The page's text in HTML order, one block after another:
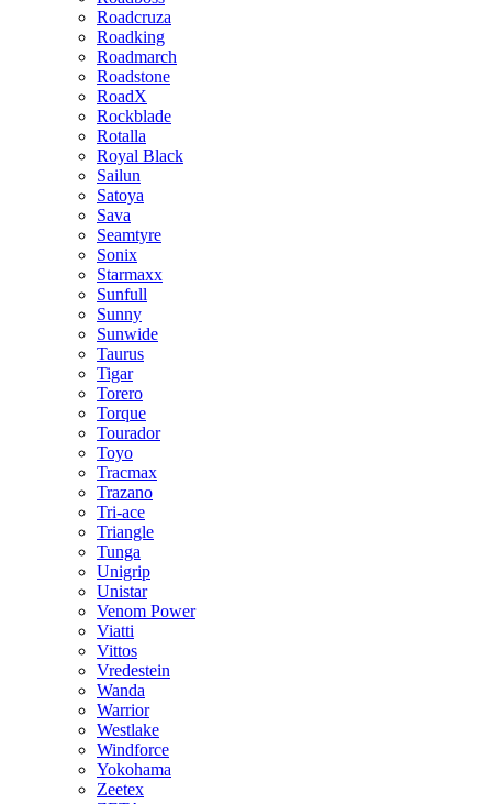
Roadcruza
Roadking
Roadmarch
Roadstone
RoadX
Rockblade
Rotalla
Royal Black
Sailun
Satoya
Sava
Seamtyre
Sonix
Starmaxx
Sunfull
Sunny
Sunwide
Taurus
Tigar
Torero
Torque
Tourador
Toyo
Tracmax
Trazano
Tri-ace
Triangle
Tunga
Unigrip
Unistar
Venom Power
Viatti
Vittos
Vredestein
Wanda
Warrior
Westlake
Windforce
Yokohama
Zeetex